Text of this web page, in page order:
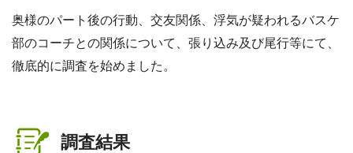
奥様のパート後の行動、交友関係、浮気が疑われるバスケ
部のコーチとの関係について、張り込み及び尾行等にて、
徹底的に調査を始めました。
調査結果